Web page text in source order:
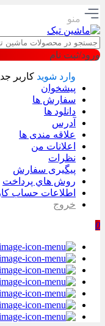
منو
ورود/ثبت نام
وارد شوید کاربر
پیشخوان
سفارش ها
دانلود ها
آدرس
علاقه مندی ها
اعلانات من
نظرات
پیگیری سفارش
روش هاي پرداخت
اطلاعات حساب
خروج
0